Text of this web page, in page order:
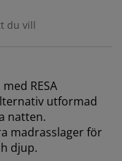
du vill
RESA
utformad
natten.
madrasslager för
djup.